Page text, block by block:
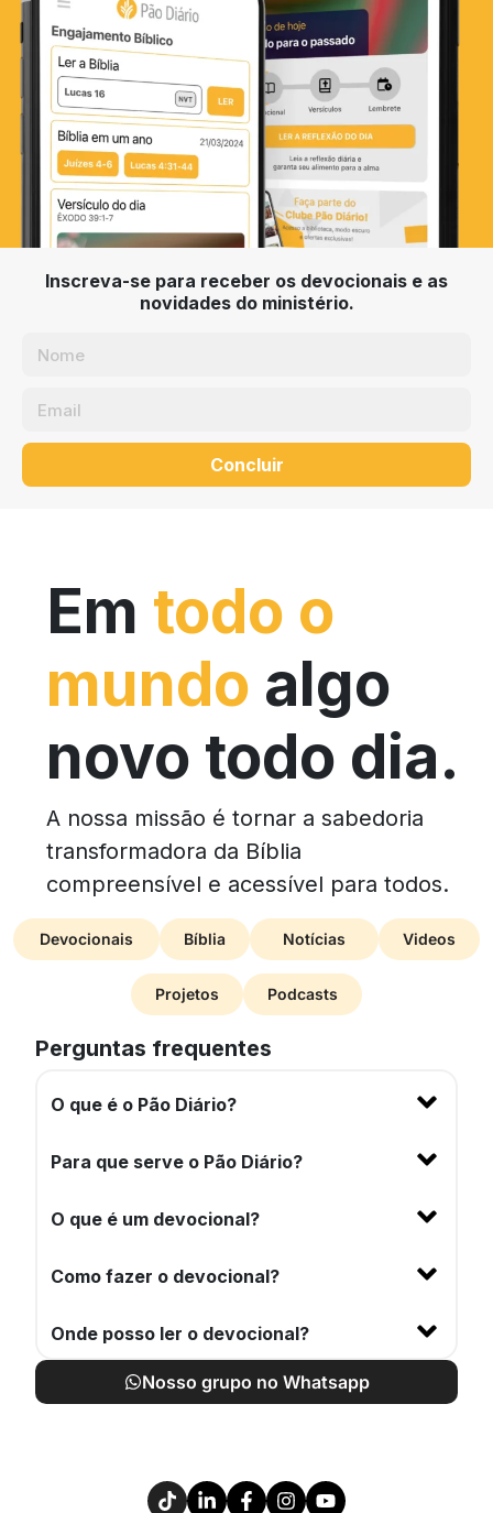
Inscreva-se para receber os devocionais e as
novidades do ministério.
Concluir
Em todo o
mundo algo
novo todo dia.
A nossa missão é tornar a sabedoria
transformadora da Bíblia
compreensível e acessível para todos.
Devocionais Bíblia Notícias Videos
Projetos Podcasts
Perguntas frequentes
O que é o Pão Diário?
Para que serve o Pão Diário?
O que é um devocional?
Como fazer o devocional?
Onde posso ler o devocional?
Nosso grupo no Whatsapp